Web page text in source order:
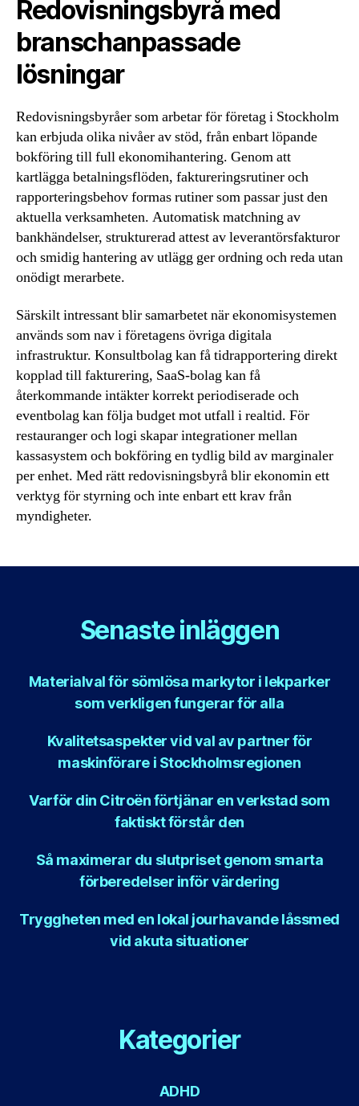
Redovisningsbyrå med
branschanpassade
lösningar
Redovisningsbyråer som arbetar för företag i Stockholm
kan erbjuda olika nivåer av stöd, från enbart löpande
bokföring till full ekonomihantering. Genom att
kartlägga betalningsflöden, faktureringsrutiner och
rapporteringsbehov formas rutiner som passar just den
aktuella verksamheten. Automatisk matchning av
bankhändelser, strukturerad attest av leverantörsfakturor
och smidig hantering av utlägg ger ordning och reda utan
onödigt merarbete.
Särskilt intressant blir samarbetet när ekonomisystemen
används som nav i företagens övriga digitala
infrastruktur. Konsultbolag kan få tidrapportering direkt
kopplad till fakturering, SaaS-bolag kan få
återkommande intäkter korrekt periodiserade och
eventbolag kan följa budget mot utfall i realtid. För
restauranger och logi skapar integrationer mellan
kassasystem och bokföring en tydlig bild av marginaler
per enhet. Med rätt redovisningsbyrå blir ekonomin ett
verktyg för styrning och inte enbart ett krav från
myndigheter.
Senaste inläggen
Materialval för sömlösa markytor i lekparker
som verkligen fungerar för alla
Kvalitetsaspekter vid val av partner för
maskinförare i Stockholmsregionen
Varför din Citroën förtjänar en verkstad som
faktiskt förstår den
Så maximerar du slutpriset genom smarta
förberedelser inför värdering
Tryggheten med en lokal jourhavande låssmed
vid akuta situationer
Kategorier
ADHD